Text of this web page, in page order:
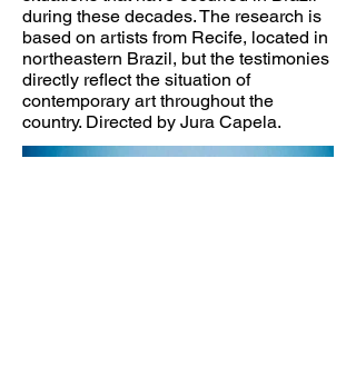
during these decades. The research is
based on artists from Recife, located in
northeastern Brazil, but the testimonies
directly reflect the situation of
contemporary art throughout the
country. Directed by Jura Capela.